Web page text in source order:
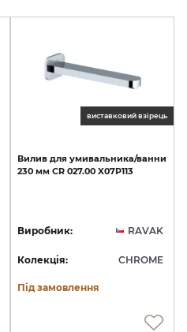
виставковий взірець
Вилив для умивальника/ванни
230 мм CR 027.00 X07P113
Виробник: RAVAK
Колекція: CHROME
Під замовлення